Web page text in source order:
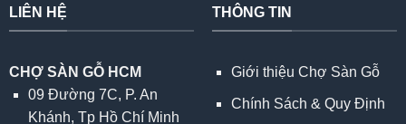
LIÊN HỆ
CHỢ SÀN GỖ HCM
09 Đường 7C, P. An
Khánh, Tp Hồ Chí Minh
THÔNG TIN
Giới thiệu Chợ Sàn Gỗ
Chính Sách & Quy Định